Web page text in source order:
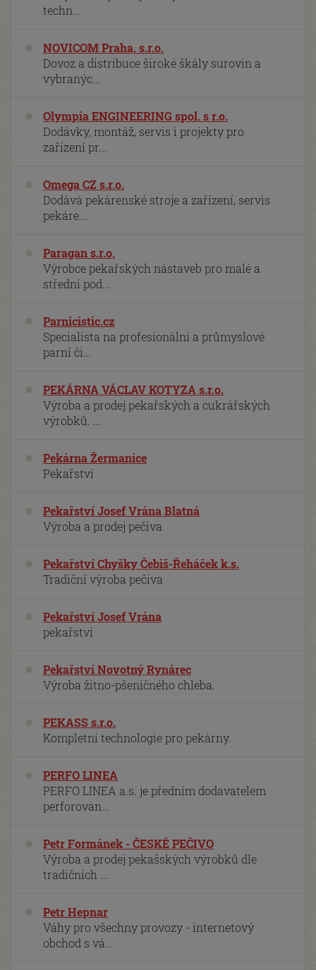
techn...
NOVICOM Praha, s.r.o.
Dovoz a distribuce široké škály surovin a
vybranýc...
Olympia ENGINEERING spol. s r.o.
Dodávky, montáž, servis i projekty pro
zařízení pr...
Omega CZ s.r.o.
Dodává pekárenské stroje a zařízení, servis
pekáre...
Paragan s.r.o.
Výrobce pekařských nástaveb pro malé a
střední pod...
Parnicistic.cz
Specialista na profesionální a průmyslové
parní či...
PEKÁRNA VÁCLAV KOTYZA s.r.o.
Výroba a prodej pekařských a cukrářských
výrobků. ...
Pekárna Žermanice
Pekařství
Pekařství Josef Vrána Blatná
Výroba a prodej pečiva
Pekařství Chyšky Čebiš-Řeháček k.s.
Tradiční výroba pečiva
Pekařství Josef Vrána
pekařství
Pekařství Novotný Rynárec
Výroba žitno-pšeničného chleba.
PEKASS s.r.o.
Kompletní technologie pro pekárny.
PERFO LINEA
PERFO LINEA a.s. je předním dodavatelem
perforovan...
Petr Formánek - ČESKÉ PEČIVO
Výroba a prodej pekašských výrobků dle
tradičních ...
Petr Hepnar
Váhy pro všechny provozy - internetový
obchod s vá...